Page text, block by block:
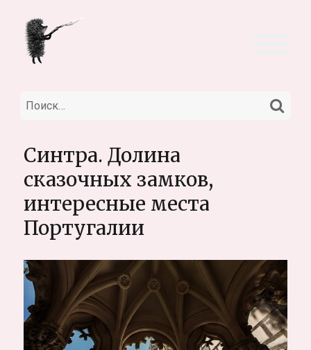
Искать:
Синтра. Долина
сказочных замков,
интересные места
Португалии